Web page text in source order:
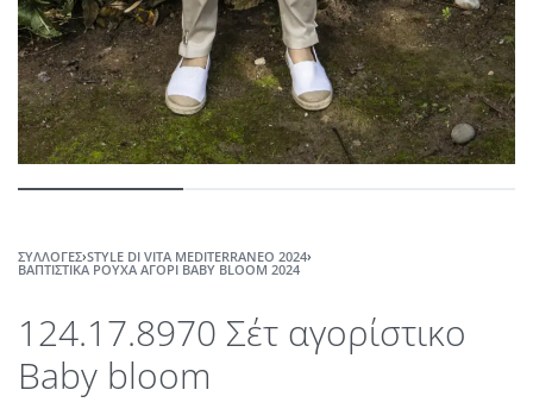
ΣΥΛΛΟΓΈΣ›STYLE DI VITA MEDITERRANEO 2024›
ΒΑΠΤΙΣΤΙΚΆ ΡΟΎΧΑ ΑΓΌΡΙ ΒABY ΒLOOM 2024
124.17.8970 Σέτ αγορίστικο
Baby bloom